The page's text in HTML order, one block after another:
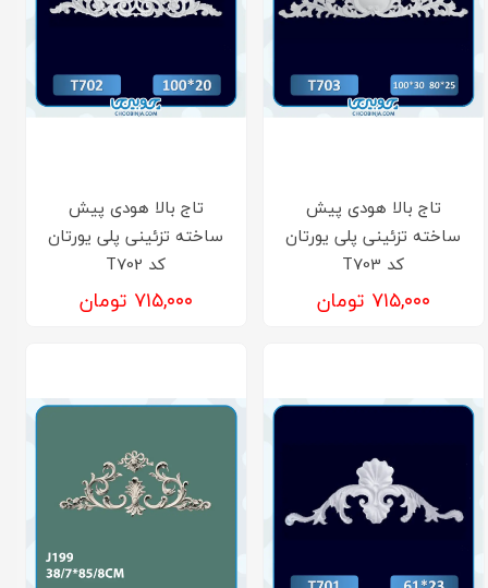
تاج بالا هودی پیش
ساخته تزئینی پلی یورتان
کد T703
۷۱۵,۰۰۰ تومان
تاج بالا هودی پیش
ساخته تزئینی پلی یورتان
کد T702
۷۱۵,۰۰۰ تومان